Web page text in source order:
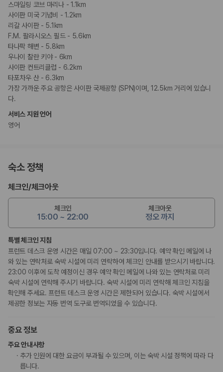
스마일링 코브 마리나 - 1.1km
사이판 미국 기념비 - 1.2km
리갈 사이판 - 5.1km
F.M. 팔라시오스 필드 - 5.6km
타나팍 해변 - 5.8km
우나이 찰란 키야 - 6km
사이판 컨트리클럽 - 6.2km
타포차우 산 - 6.3km
가장 가까운 주요 공항은 사이판 국제공항 (SPN)이며, 12.5km 거리에 있습니
다.
서비스 지원 언어
영어
숙소 정책
체크인/체크아웃
체크인
15:00 ~ 22:00
체크아웃
정오 까지
특별 체크인 지침
프런트 데스크 운영 시간은 매일 07:00 ~ 23:30입니다. 예약 확인 메일에 나
와 있는 연락처로 숙박 시설에 미리 연락하여 체크인 안내를 받으시기 바랍니다.
23:00 이후에 도착 예정이신 경우 예약 확인 메일에 나와 있는 연락처로 미리
숙박 시설에 연락해 주시기 바랍니다. 숙박 시설에 미리 연락해 체크인 지침을
확인해 주세요. 프런트 데스크 운영 시간은 제한되어 있습니다. 숙박 시설에서
제공한 정보는 자동 번역 도구로 번역되었을 수 있습니다.
중요 정보
주요 안내사항
추가 인원에 대한 요금이 부과될 수 있으며, 이는 숙박 시설 정책에 따라 다
릅니다.